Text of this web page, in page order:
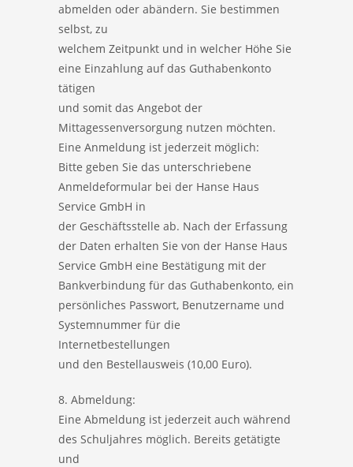
abmelden oder abändern. Sie bestimmen
selbst, zu
welchem Zeitpunkt und in welcher Höhe Sie
eine Einzahlung auf das Guthabenkonto
tätigen
und somit das Angebot der
Mittagessenversorgung nutzen möchten.
Eine Anmeldung ist jederzeit möglich:
Bitte geben Sie das unterschriebene
Anmeldeformular bei der Hanse Haus
Service GmbH in
der Geschäftsstelle ab. Nach der Erfassung
der Daten erhalten Sie von der Hanse Haus
Service GmbH eine Bestätigung mit der
Bankverbindung für das Guthabenkonto, ein
persönliches Passwort, Benutzername und
Systemnummer für die
Internetbestellungen
und den Bestellausweis (10,00 Euro).
8. Abmeldung:
Eine Abmeldung ist jederzeit auch während
des Schuljahres möglich. Bereits getätigte
und